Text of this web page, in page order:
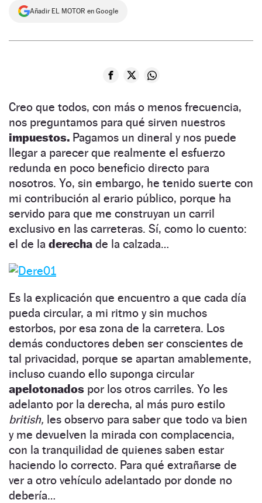
NEWSLETTERAñadir EL MOTOR en Google
Creo que todos, con más o menos frecuencia,
nos preguntamos para qué sirven nuestros
impuestos. Pagamos un dineral y nos puede
llegar a parecer que realmente el esfuerzo
redunda en poco beneficio directo para
nosotros. Yo, sin embargo, he tenido suerte con
mi contribución al erario público, porque ha
servido para que me construyan un carril
exclusivo en las carreteras. Sí, como lo cuento:
el de la derecha de la calzada…
Es la explicación que encuentro a que cada día
pueda circular, a mi ritmo y sin muchos
estorbos, por esa zona de la carretera. Los
demás conductores deben ser conscientes de
tal privacidad, porque se apartan amablemente,
incluso cuando ello suponga circular
apelotonados por los otros carriles. Yo les
adelanto por la derecha, al más puro estilo
british, les observo para saber que todo va bien
y me devuelven la mirada con complacencia,
con la tranquilidad de quienes saben estar
haciendo lo correcto. Para qué extrañarse de
ver a otro vehículo adelantado por donde no
debería…